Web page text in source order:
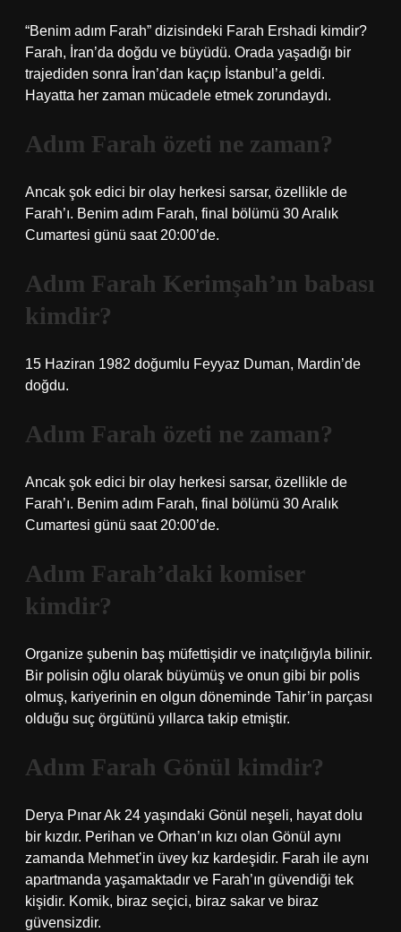
“Benim adım Farah” dizisindeki Farah Ershadi kimdir?
Farah, İran’da doğdu ve büyüdü. Orada yaşadığı bir
trajediden sonra İran’dan kaçıp İstanbul’a geldi.
Hayatta her zaman mücadele etmek zorundaydı.
Adım Farah özeti ne zaman?
Ancak şok edici bir olay herkesi sarsar, özellikle de
Farah’ı. Benim adım Farah, final bölümü 30 Aralık
Cumartesi günü saat 20:00’de.
Adım Farah Kerimşah’ın babası
kimdir?
15 Haziran 1982 doğumlu Feyyaz Duman, Mardin’de
doğdu.
Adım Farah özeti ne zaman?
Ancak şok edici bir olay herkesi sarsar, özellikle de
Farah’ı. Benim adım Farah, final bölümü 30 Aralık
Cumartesi günü saat 20:00’de.
Adım Farah’daki komiser
kimdir?
Organize şubenin baş müfettişidir ve inatçılığıyla bilinir.
Bir polisin oğlu olarak büyümüş ve onun gibi bir polis
olmuş, kariyerinin en olgun döneminde Tahir’in parçası
olduğu suç örgütünü yıllarca takip etmiştir.
Adım Farah Gönül kimdir?
Derya Pınar Ak 24 yaşındaki Gönül neşeli, hayat dolu
bir kızdır. Perihan ve Orhan’ın kızı olan Gönül aynı
zamanda Mehmet’in üvey kız kardeşidir. Farah ile aynı
apartmanda yaşamaktadır ve Farah’ın güvendiği tek
kişidir. Komik, biraz seçici, biraz sakar ve biraz
güvensizdir.